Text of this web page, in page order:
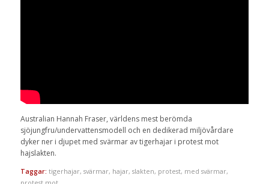
Australian Hannah Fraser, världens mest berömda
sjöjungfru/undervattensmodell och en dedikerad miljövårdare
dyker ner i djupet med svärmar av tigerhajar i protest mot
hajslakten.
Taggar: tigerhajar, svärmar, hajar, slakten, protest, med svärmar,